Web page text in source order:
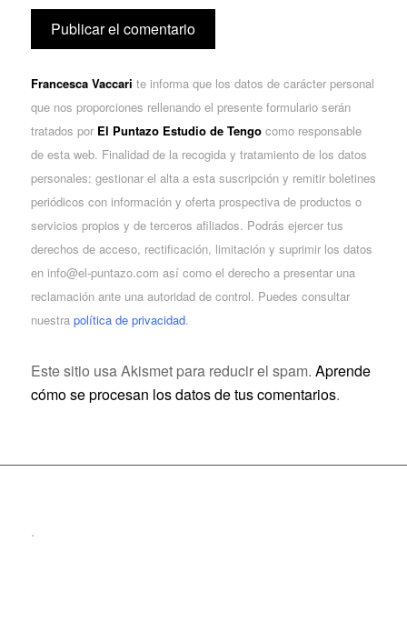
Francesca Vaccari te informa que los datos de carácter personal
que nos proporciones rellenando el presente formulario serán
tratados por El Puntazo Estudio de Tengocomo responsable
de esta web. Finalidad de la recogida y tratamiento de los datos
personales: gestionar el alta a esta suscripción y remitir boletines
periódicos con información y oferta prospectiva de productos o
servicios propios y de terceros afiliados. Podrás ejercer tus
derechos de acceso, rectificación, limitación y suprimir los datos
en info@el-puntazo.com así como el derecho a presentar una
reclamación ante una autoridad de control. Puedes consultar
nuestra política de privacidad.
Este sitio usa Akismet para reducir el spam. Aprende
cómo se procesan los datos de tus comentarios.
.